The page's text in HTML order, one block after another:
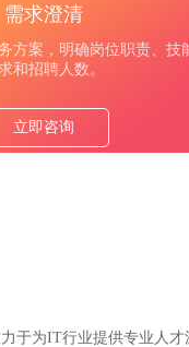
需求澄清
方案，明确岗位职责、技
和招聘人数。
立即咨询
于为IT行业提供专业人才